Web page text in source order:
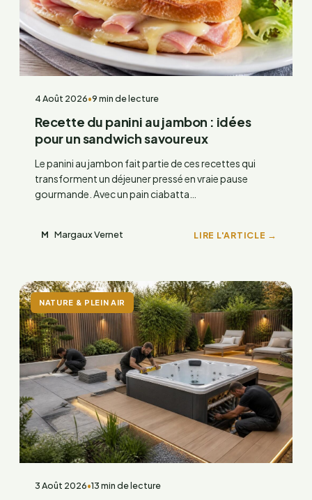
4 Août 2026•9 min de lecture
Recette du panini au jambon : idées
pour un sandwich savoureux
Le panini au jambon fait partie de ces recettes qui
transforment un déjeuner pressé en vraie pause
gourmande. Avec un pain ciabatta…
M Margaux Vernet LIRE L'ARTICLE →
NATURE & PLEIN AIR
3 Août 2026•13 min de lecture